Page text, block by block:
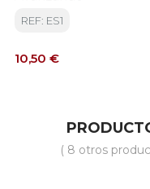
REF: ES1
Precio
10,50 €
( 8 otros